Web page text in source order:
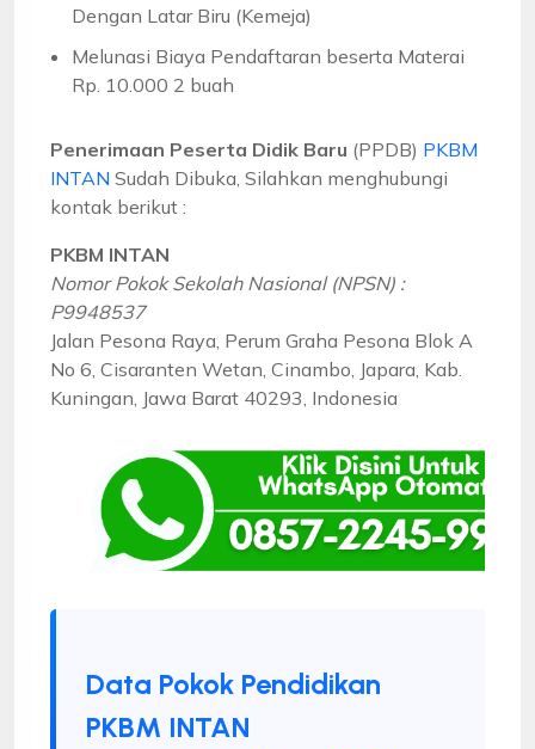
Dengan Latar Biru (Kemeja)
Melunasi Biaya Pendaftaran beserta Materai
Rp. 10.000 2 buah
Penerimaan Peserta Didik Baru (PPDB) PKBM
INTAN Sudah Dibuka, Silahkan menghubungi
kontak berikut :
PKBM INTAN
Nomor Pokok Sekolah Nasional (NPSN) :
P9948537
Jalan Pesona Raya, Perum Graha Pesona Blok A
No 6, Cisaranten Wetan, Cinambo, Japara, Kab.
Kuningan, Jawa Barat 40293, Indonesia
Data Pokok Pendidikan
PKBM INTAN